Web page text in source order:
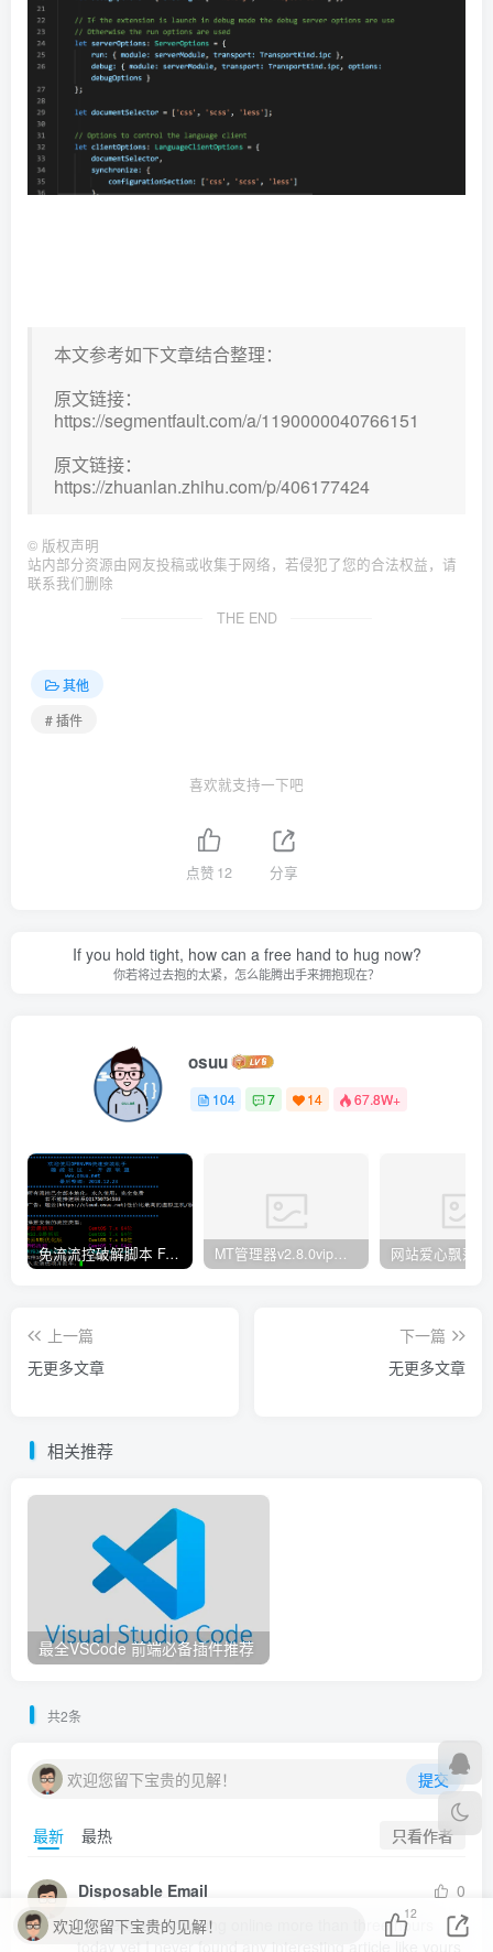
本文参考如下文章结合整理：
原文链接：
https://segmentfault.com/a/1190000040766151
原文链接：
https://zhuanlan.zhihu.com/p/406177424
© 版权声明
站内部分资源由网友投稿或收集于网络，若侵犯了您的合法权益，请
联系我们删除
THE END
其他
# 插件
喜欢就支持一下吧
点赞 12 分享
If you hold tight, how can a free hand to hug now?
你若将过去抱的太紧，怎么能腾出手来拥抱现在？
osuu
104 7 14 67.8W+
免流流控破解脚本 FAS 青云 快云 VPNS 博雅dalo最新集合 MT管理器v2.8.0vip破解版 网站爱心飘落
上一篇
无更多文章
下一篇
无更多文章
相关推荐
最全VSCode 前端必备插件推荐
共2条
欢迎您留下宝贵的见解！ 提交
最新 最热 只看作者
Disposable Email
0
I have been browsing online more than three hours
欢迎您留下宝贵的见解！
12